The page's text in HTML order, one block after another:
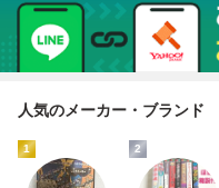
人気のメーカー・ブランド
1 2